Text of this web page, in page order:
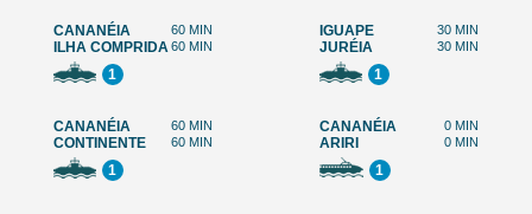
CANANÉIA 60 MIN
ILHA COMPRIDA60 MIN
1
IGUAPE 30 MIN
JURÉIA 30 MIN
1
CANANÉIA 60 MIN
CONTINENTE 60 MIN
1
CANANÉIA 0 MIN
ARIRI 0 MIN
1